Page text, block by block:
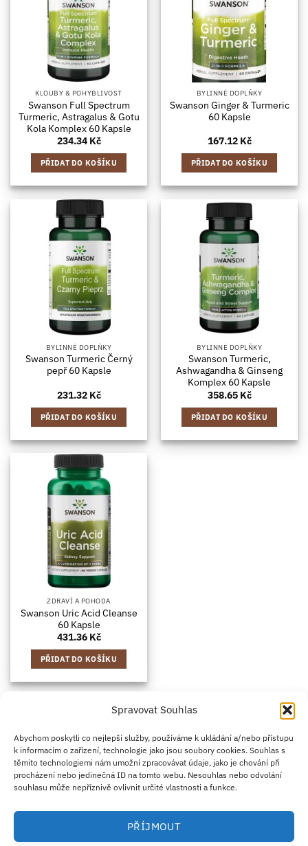
Spravovat Souhlas
Abychom poskytli co nejlepší služby, používáme k ukládání a/nebo přístupu
k informacím o zařízení, technologie jako jsou soubory cookies. Souhlas s
těmito technologiemi nám umožní zpracovávat údaje, jako je chování při
procházení nebo jedinečná ID na tomto webu. Nesouhlas nebo odvolání
souhlasu může nepříznivě ovlivnit určité vlastnosti a funkce.
PŘÍJMOUT
KLOUBY & POHYBLIVOST
Swanson Full Spectrum
Turmeric, Astragalus & Gotu
Kola Komplex 60 Kapsle
234.34 Kč
PŘIDAT DO KOŠÍKU
BYLINNÉ DOPLŇKY
Swanson Ginger & Turmeric
60 Kapsle
167.12 Kč
PŘIDAT DO KOŠÍKU
BYLINNÉ DOPLŇKY
Swanson Turmeric Černý
pepř 60 Kapsle
231.32 Kč
PŘIDAT DO KOŠÍKU
BYLINNÉ DOPLŇKY
Swanson Turmeric,
Ashwagandha & Ginseng
Komplex 60 Kapsle
358.65 Kč
PŘIDAT DO KOŠÍKU
ZDRAVÍ A POHODA
Swanson Uric Acid Cleanse
60 Kapsle
431.36 Kč
PŘIDAT DO KOŠÍKU
Credit
Card
2
Klarna
Apple
Pay
Google
Pay
PayPal
ZÁSADY DOPRAVY
ZÁSADY VRÁCENÍ ZBOŽÍ
OBCHODNÍ PODMÍNKY
KONTAKT O NÁS B2B
IMPRINT
OMEZENÍ ODPOVĚDNOSTI
ZÁSADY COOKIES
Antim I Street, No. 14, fl. 2, law office, 1303 Sofia, Bulharsko